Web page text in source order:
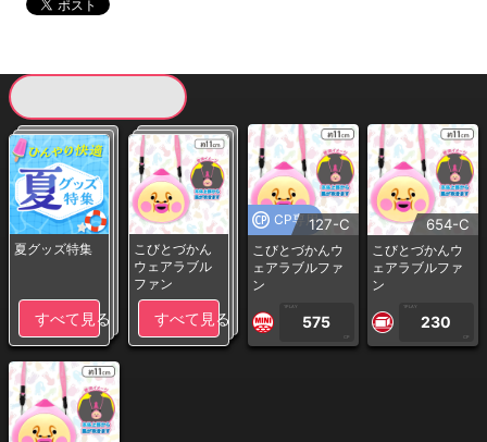
夏グッズ特集
すべて見る
こびとづかん
ウェアラブル
ファン
すべて見る
CP専用127-C
こびとづかんウ
ェアラブルファ
ン
1PLAY
575
CP
654-C
こびとづかんウ
ェアラブルファ
ン
1PLAY
230
CP